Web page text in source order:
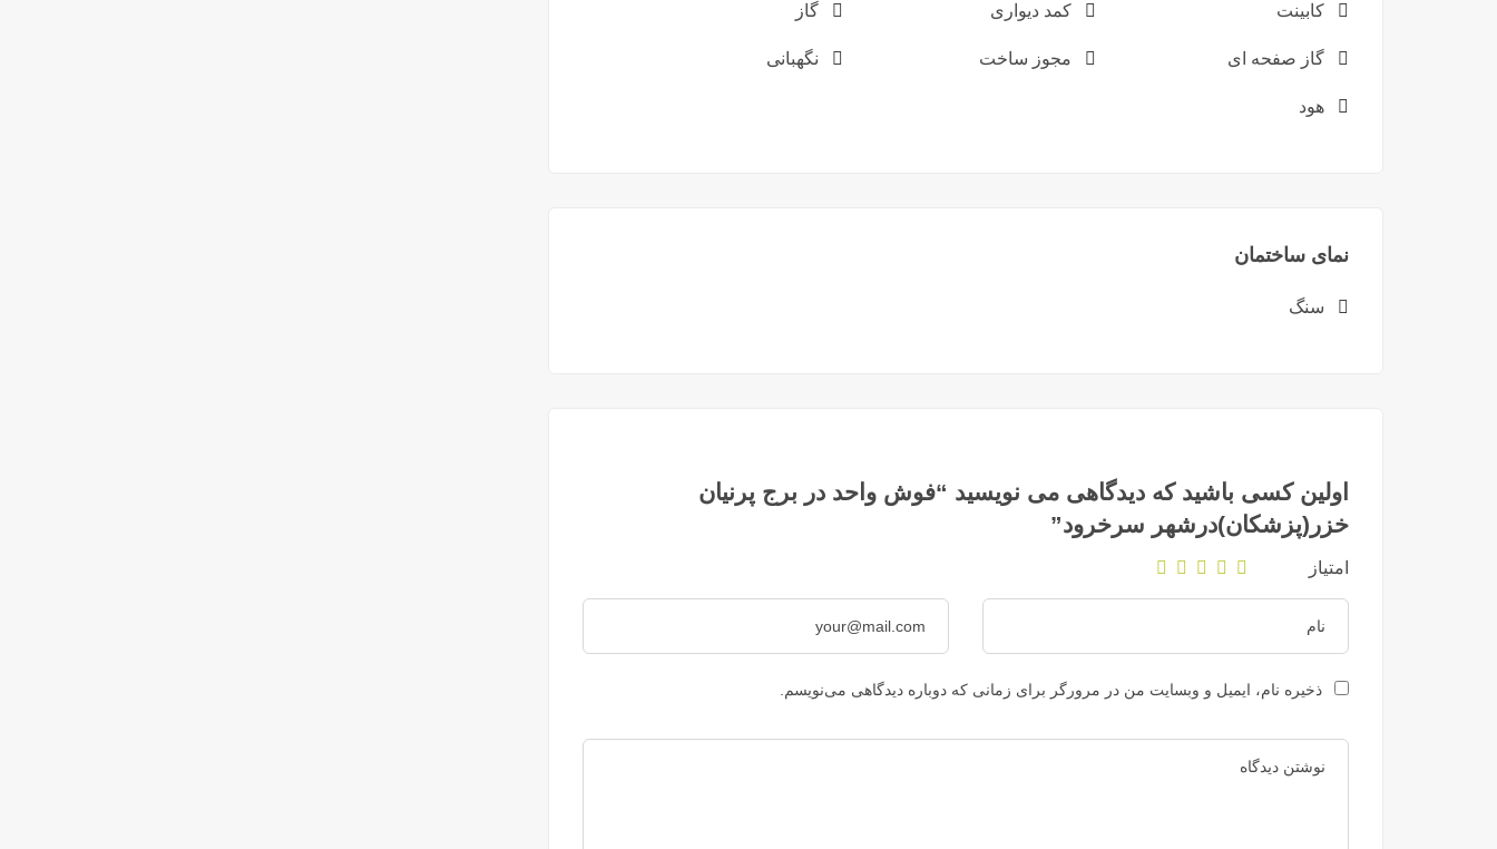
کابینت کمد دیواری گاز
گاز صفحه ای مجوز ساخت نگهبانی
هود
نمای ساختمان
سنگ
اولین کسی باشید که دیدگاهی می نویسید “فوش واحد در برج پرنیان
خزر(پزشکان)درشهر سرخرود”
امتیاز
ذخیره نام، ایمیل و وبسایت من در مرورگر برای زمانی که دوباره دیدگاهی می‌نویسم.